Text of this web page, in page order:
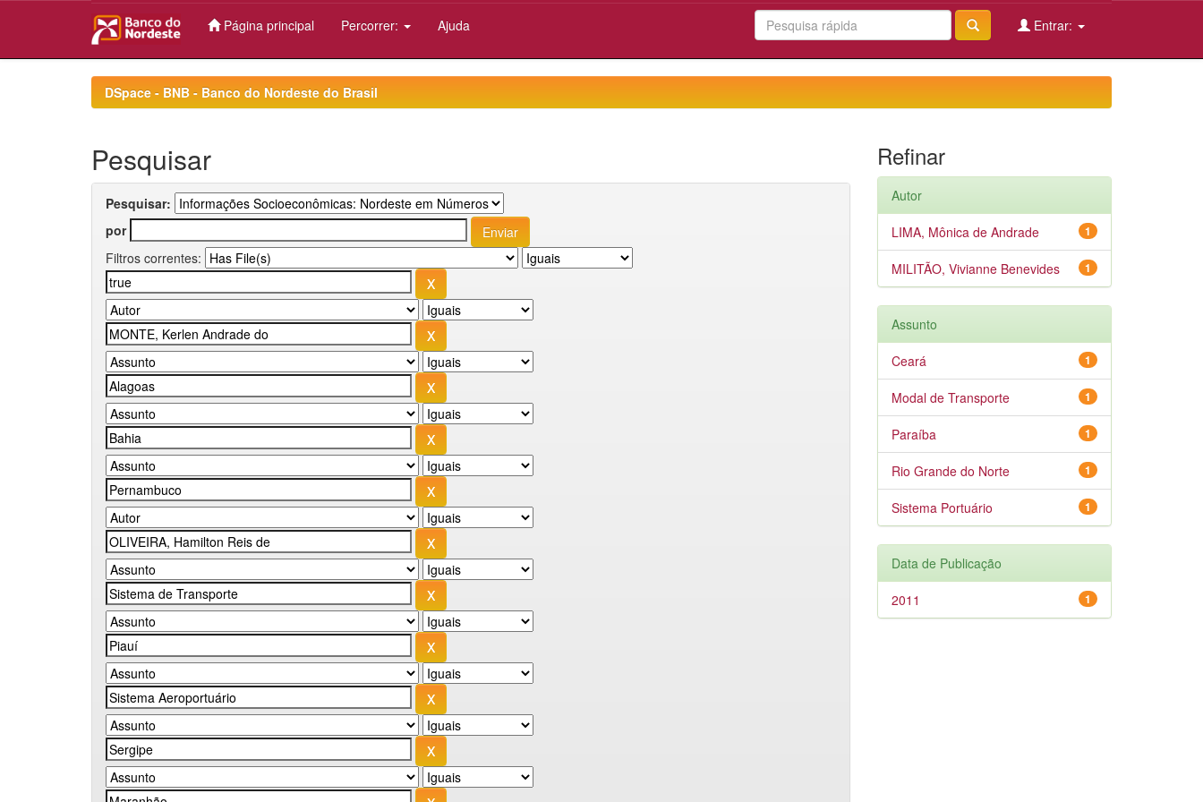
Página principal Percorrer: Ajuda Entrar:
DSpace - BNB - Banco do Nordeste do Brasil
Pesquisar
Pesquisar:
por
Filtros correntes:
Refinar
Autor
1
LIMA, Mônica de Andrade
1
MILITÃO, Vivianne Benevides
Assunto
1
Ceará
1
Modal de Transporte
1
Paraíba
1
Rio Grande do Norte
1
Sistema Portuário
Data de Publicação
1
2011